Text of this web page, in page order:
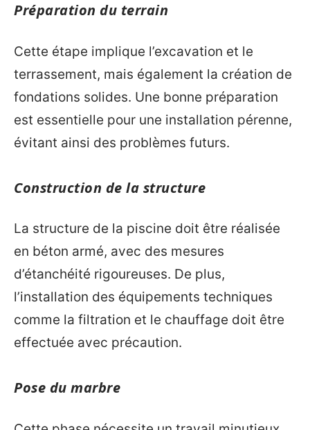
Préparation du terrain
Cette étape implique l’excavation et le
terrassement, mais également la création de
fondations solides. Une bonne préparation
est essentielle pour une installation pérenne,
évitant ainsi des problèmes futurs.
Construction de la structure
La structure de la piscine doit être réalisée
en béton armé, avec des mesures
d’étanchéité rigoureuses. De plus,
l’installation des équipements techniques
comme la filtration et le chauffage doit être
effectuée avec précaution.
Pose du marbre